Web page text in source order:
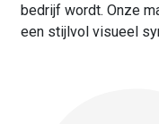
bedrijf wordt. Onze
een stijlvol visueel